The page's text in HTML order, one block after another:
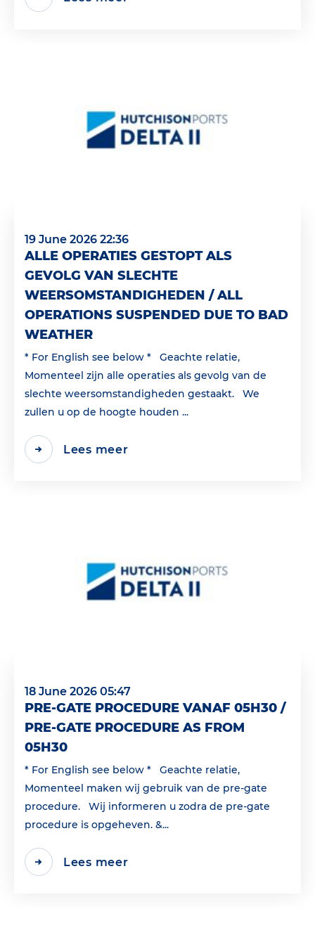
19 June 2026 22:36
ALLE OPERATIES GESTOPT ALS
GEVOLG VAN SLECHTE
WEERSOMSTANDIGHEDEN / ALL
OPERATIONS SUSPENDED DUE TO BAD
WEATHER
* For English see below * Geachte relatie,
Momenteel zijn alle operaties als gevolg van de
slechte weersomstandigheden gestaakt. We
zullen u op de hoogte houden ...
Lees meer
18 June 2026 05:47
PRE-GATE PROCEDURE VANAF 05H30 /
PRE-GATE PROCEDURE AS FROM
05H30
* For English see below * Geachte relatie,
Momenteel maken wij gebruik van de pre-gate
procedure. Wij informeren u zodra de pre-gate
procedure is opgeheven. &...
Lees meer